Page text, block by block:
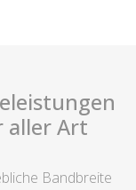
aller Art
Bandbreite